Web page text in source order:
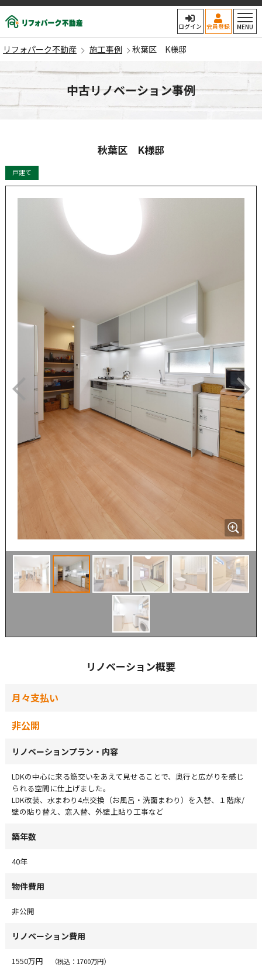
リフォパーク不動産
ログイン 会員登録 MENU
リフォパーク不動産 施工事例 秋葉区 K様邸
中古リノベーション事例
秋葉区 K様邸
戸建て
リノベーション概要
月々支払い
非公開
リノベーションプラン・内容
LDKの中心に来る筋交いをあえて見せることで、奥行と広がりを感じ
られる空間に仕上げました。
LDK改装、水まわり4点交換（お風呂・洗面まわり）を入替、１階床/
壁の貼り替え、窓入替、外壁上貼り工事など
築年数
40年
物件費用
非公開
リノベーション費用
1550万円 （税込：1700万円）